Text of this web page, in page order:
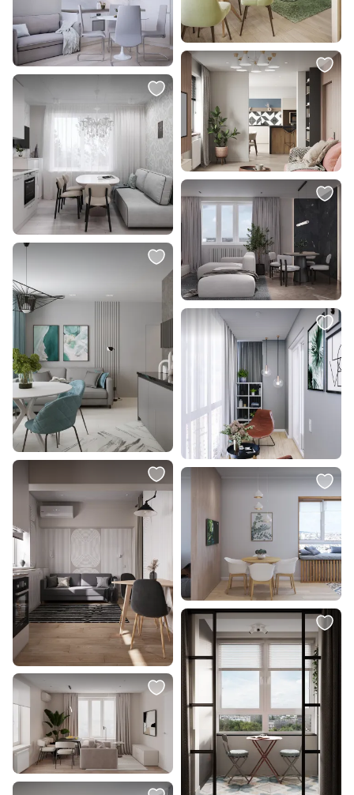
14 300 ₽
10 000 ₽
Подвесной светильник Eurosvet
Lang 50225/1 LED, белый
В корзину
27 700 ₽
Потолочная люстра Favourite
Trikoniya E14 2600-2900К
В корзину
19 950 ₽
Светильник подвесной Stilfort
Shardin / Шардин 2165/05/05P
В корзину
3 850 ₽
Декоративная Bloomingville
подушка BD-200820
В корзину
35 000 ₽
Кресло MAK-interior Laela
разноцветное BD-1028239
В корзину